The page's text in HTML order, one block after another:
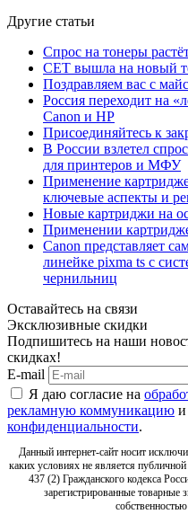
Другие статьи
Спрос на тонеры
CET вышла на новый
​Поздравляем вас с
Россия переходит на
Canon и HP
Присоединяйтесь к
В России взлетел
для принтеров и МФУ
Применение
ключевые аспекты и
Новые картриджи на
Применении
Canon представляет
линейке pixma ts с
чернильниц
Оставайтесь на связи
Эксклюзивные скидки
Подпишитесь на наши
скидках!
E-mail
Я даю согласие на
рекламную коммуникацию и
конфиденциальности.
Данный интернет-сайт носит
каких условиях не является
437 (2) Гражданского кодекса
зарегистрированные товарные